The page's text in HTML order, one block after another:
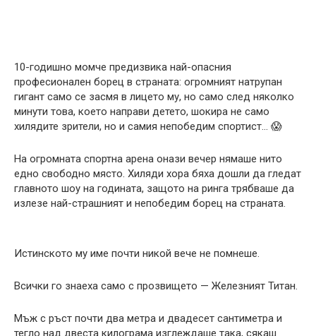
10-годишно момче предизвика най-опасния
професионален борец в страната: огромният натрупан
гигант само се засмя в лицето му, но само след няколко
минути това, което направи детето, шокира не само
хилядите зрители, но и самия непобедим спортист… 😱
На огромната спортна арена онази вечер нямаше нито
едно свободно място. Хиляди хора бяха дошли да гледат
главното шоу на годината, защото на ринга трябваше да
излезе най-страшният и непобедим борец на страната.
Истинското му име почти никой вече не помнеше.
Всички го знаеха само с прозвището — Железният Титан.
Мъж с ръст почти два метра и двадесет сантиметра и
тегло над двеста килограма изглеждаше така, сякаш